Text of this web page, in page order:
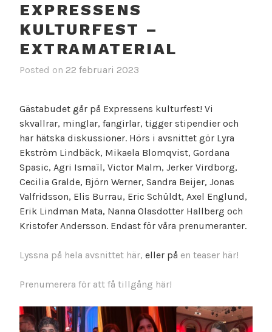
EXPRESSENS
KULTURFEST –
EXTRAMATERIAL
Posted on 22 februari 2023
Gästabudet går på Expressens kulturfest! Vi
skvallrar, minglar, fangirlar, tigger stipendier och
har hätska diskussioner. Hörs i avsnittet gör Lyra
Ekström Lindbäck, Mikaela Blomqvist, Gordana
Spasic, Agri Ismaïl, Victor Malm, Jerker Virdborg,
Cecilia Gralde, Björn Werner, Sandra Beijer, Jonas
Valfridsson, Elis Burrau, Eric Schüldt, Axel Englund,
Erik Lindman Mata, Nanna Olasdotter Hallberg och
Kristofer Andersson. Endast för våra prenumeranter.
Lyssna på hela avsnittet här, eller på en teaser här!
Prenumerera för att få tillgång här!